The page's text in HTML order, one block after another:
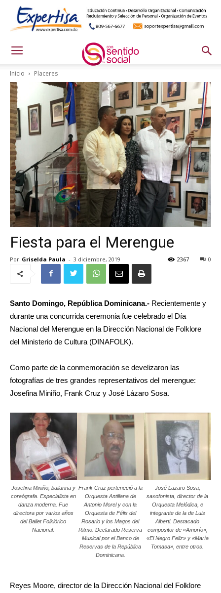
Inicio Placeres
Fiesta para el Merengue
Por Griselda Paula - 3 diciembre, 2019 0
2367
Santo Domingo, República Dominicana.- Recientemente y
durante una concurrida ceremonia fue celebrado el Día
Nacional del Merengue en la Dirección Nacional de Folklore
del Ministerio de Cultura (DINAFOLK).
Como parte de la conmemoración se develizaron las
fotografías de tres grandes representativos del merengue:
Josefina Miniño, Frank Cruz y José Lázaro Sosa.
Josefina Miniño, bailarina y
coreógrafa. Especialista en
danza moderna. Fue
directora por varios años
del Ballet Folklórico
Nacional.
Frank Cruz perteneció a la
Orquesta Antillana de
Antonio Morel y con la
Orquesta de Félix del
Rosario y los Magos del
Ritmo. Declarado Reserva
Musical por el Banco de
Reservas de la República
Dominicana.
José Lazaro Sosa,
saxofonista, director de la
Orquesta Melódica, e
integrante de la de Luis
Alberti. Destacado
compositor de «Amorío»,
«El Negro Feliz» y «María
Tomasa», entre otros.
Reyes Moore, director de la Dirección Nacional del Folklore